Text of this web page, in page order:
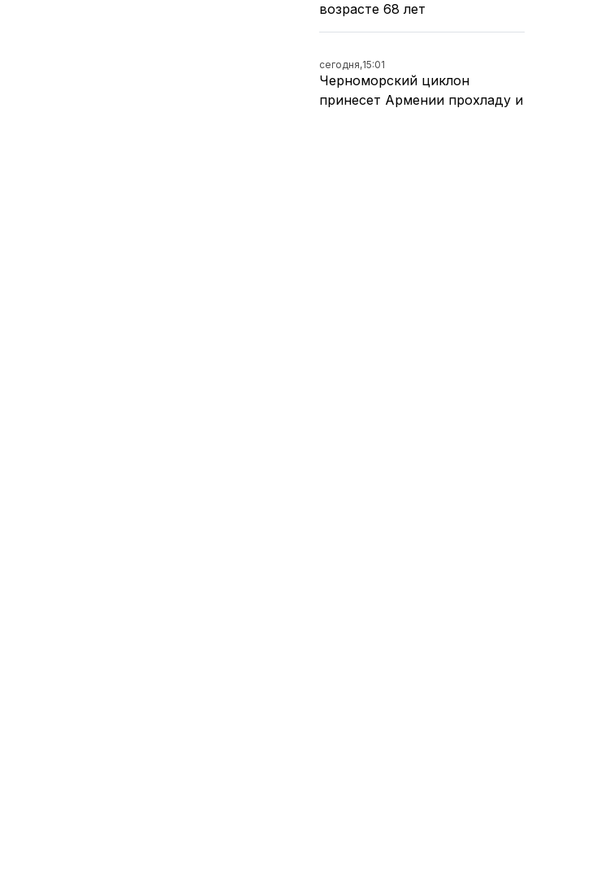
возрасте 68 лет
сегодня,15:01
Черноморский циклон
принесет Армении прохладу и